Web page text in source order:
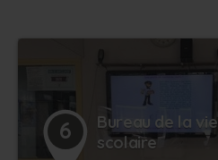
6
Bureau de la vie
scolaire